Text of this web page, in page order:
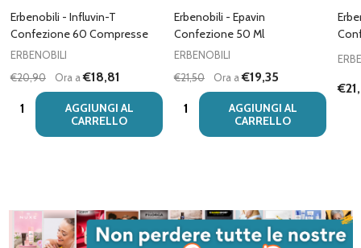
Erbenobili - Influvin-T
Confezione 60 Compresse
ERBENOBILI
€20,90
Ora a€18,81
Quantità:
AGGIUNGI AL
CARRELLO
Erbenobili - Epavin
Confezione 50 Ml
ERBENOBILI
€21,50
Ora a€19,35
Quantità:
AGGIUNGI AL
CARRELLO